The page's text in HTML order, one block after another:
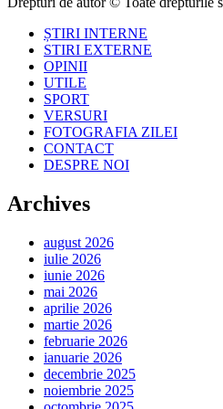
ȘTIRI INTERNE
STIRI EXTERNE
OPINII
UTILE
SPORT
VERSURI
FOTOGRAFIA ZILEI
CONTACT
DESPRE NOI
Archives
august 2026
iulie 2026
iunie 2026
mai 2026
aprilie 2026
martie 2026
februarie 2026
ianuarie 2026
decembrie 2025
noiembrie 2025